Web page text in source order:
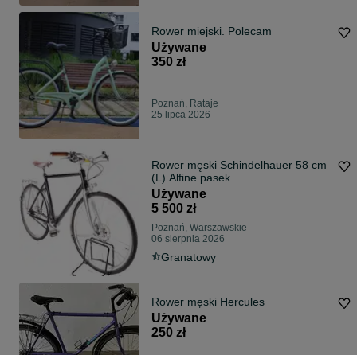
Rower miejski. Polecam
Używane
350 zł
Poznań, Rataje
25 lipca 2026
Rower męski Schindelhauer 58 cm
(L) Alfine pasek
Używane
5 500 zł
Poznań, Warszawskie
06 sierpnia 2026
Granatowy
Rower męski Hercules
Używane
250 zł